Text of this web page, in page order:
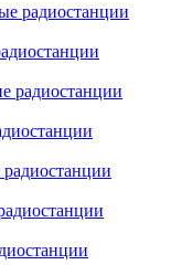
радиостанции
радиостанции
радиостанции